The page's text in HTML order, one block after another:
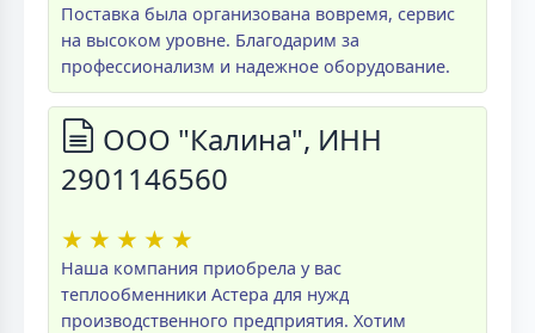
Поставка была организована вовремя, сервис
на высоком уровне. Благодарим за
профессионализм и надежное оборудование.
ООО "Калина", ИНН
2901146560
★ ★ ★ ★ ★
Наша компания приобрела у вас
теплообменники Астера для нужд
производственного предприятия. Хотим